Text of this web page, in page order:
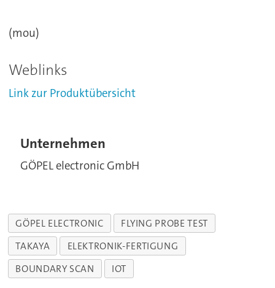
(mou)
Weblinks
Link zur Produktübersicht
Unternehmen
GÖPEL electronic GmbH
GÖPEL ELECTRONIC
FLYING PROBE TEST
TAKAYA
ELEKTRONIK-FERTIGUNG
BOUNDARY SCAN
IOT